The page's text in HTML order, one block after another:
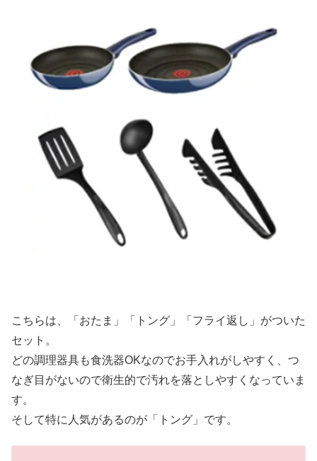
こちらは、「おたま」「トング」「フライ返し」がついた
セット。
どの調理器具も食洗器OKなのでお手入れがしやすく、つ
なぎ目がないので衛生的で汚れを落としやすくなっていま
す。
そして特に人気があるのが「トング」です。